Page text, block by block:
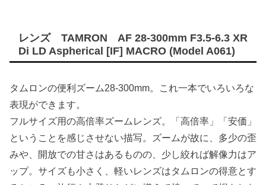
レンズ TAMRON AF 28-300mm F3.5-6.3 XR
Di LD Aspherical [IF] MACRO (Model A061)
タムロンの便利ズーム28-300mm。これ一本でいろいろな
表現ができます。
フルサイズ用の高倍率ズームレンズ。「高倍率」「安価」
ということを感じさせない描写。ズームが故に、多少の歪
みや、開放での甘さはあるものの、少し絞れば解像力はア
ップ。サイズも小さく、軽いレンズはタムロンの得意とす